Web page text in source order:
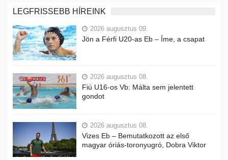
LEGFRISSEBB HÍREINK
2026 augusztus 09.
Jön a Férfi U20-as Eb – Íme, a csapat
2026 augusztus 08.
Fiú U16-os Vb: Málta sem jelentett
gondot
2026 augusztus 08.
Vizes Eb – Bemutatkozott az első
magyar óriás-toronyugró, Dobra Viktor